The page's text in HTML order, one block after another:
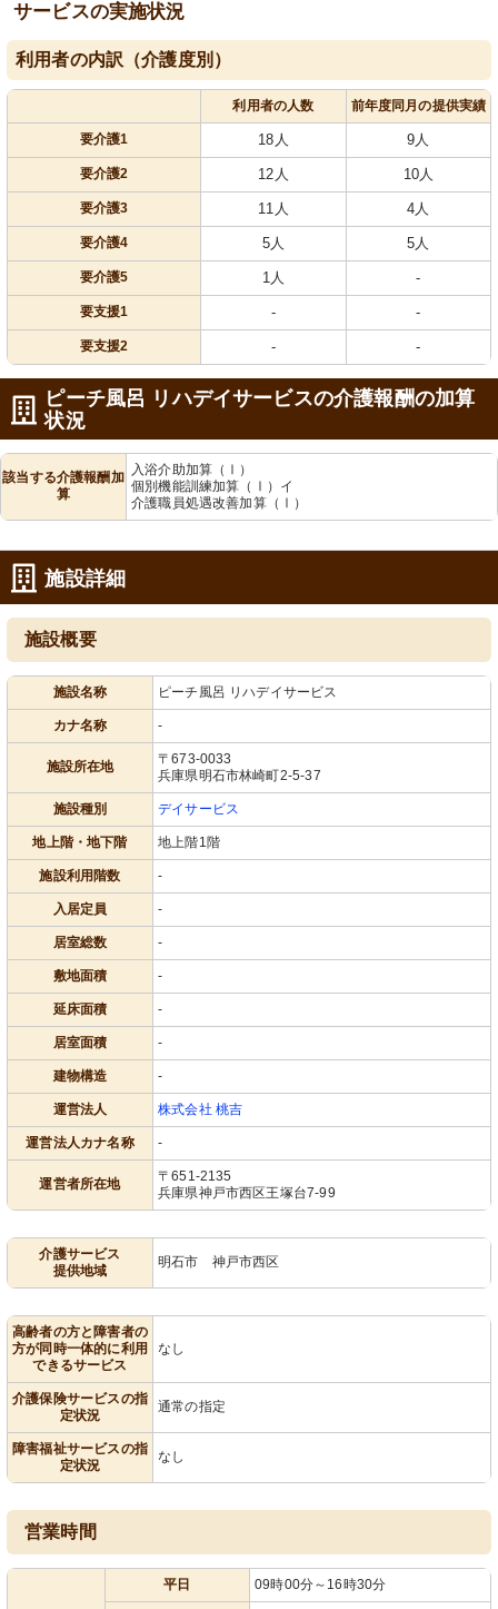
サービスの実施状況
利用者の内訳（介護度別）
利用者の人数 前年度同月の提供実績
要介護1 18人 9人
要介護2 12人 10人
要介護3 11人 4人
要介護4 5人 5人
要介護5 1人 -
要支援1 - -
要支援2 - -
ピーチ風呂 リハデイサービスの介護報酬の加算
状況
該当する介護報酬加
算
入浴介助加算（Ⅰ）
個別機能訓練加算（Ⅰ）イ
介護職員処遇改善加算（Ⅰ）
施設詳細
施設概要
施設名称 ピーチ風呂 リハデイサービス
カナ名称 -
施設所在地
〒673-0033
兵庫県明石市林崎町2-5-37
施設種別 デイサービス
地上階・地下階 地上階1階
施設利用階数 -
入居定員 -
居室総数 -
敷地面積 -
延床面積 -
居室面積 -
建物構造 -
運営法人 株式会社 桃吉
運営法人カナ名称 -
運営者所在地
〒651-2135
兵庫県神戸市西区王塚台7-99
介護サービス
提供地域
明石市 神戸市西区
高齢者の方と障害者の
方が同時一体的に利用
できるサービス
なし
介護保険サービスの指
定状況
通常の指定
障害福祉サービスの指
定状況
なし
営業時間
平日 09時00分～16時30分